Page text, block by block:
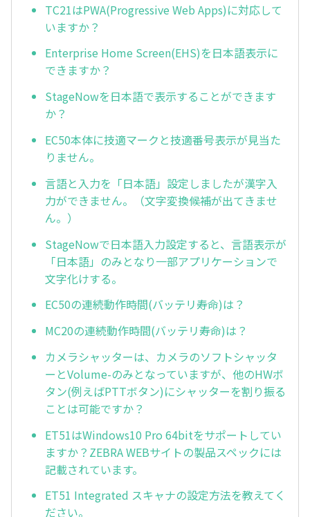
TC21はPWA(Progressive Web Apps)に対応して
いますか？
Enterprise Home Screen(EHS)を日本語表示に
できますか？
StageNowを日本語で表示することができます
か？
EC50本体に技適マークと技適番号表示が見当た
りません。
言語と入力を「日本語」設定しましたが漢字入
力ができません。（文字変換候補が出てきませ
ん。）
StageNowで日本語入力設定すると、言語表示が
「日本語」のみとなり一部アプリケーションで
文字化けする。
EC50の連続動作時間(バッテリ寿命)は？
MC20の連続動作時間(バッテリ寿命)は？
カメラシャッターは、カメラのソフトシャッタ
ーとVolume-のみとなっていますが、他のHWボ
タン(例えばPTTボタン)にシャッターを割り振る
ことは可能ですか？
ET51はWindows10 Pro 64bitをサポートしてい
ますか？ZEBRA WEBサイトの製品スペックには
記載されています。
ET51 Integrated スキャナの設定方法を教えてく
ださい。